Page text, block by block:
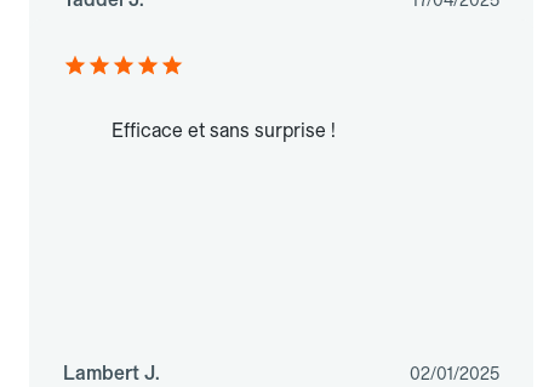
Efficace et sans surprise !
Lambert J. 02/01/2025